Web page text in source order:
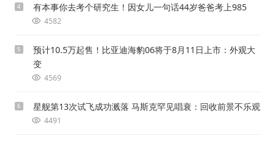
4 有本事你去考个研究生！因女儿一句话44岁爸爸考上985
4582
5
预计10.5万起售！比亚迪海豹06将于8月11日上市：外观大
变
4569
6 星舰第13次试飞成功溅落 马斯克罕见唱衰：回收前景不乐观
4491